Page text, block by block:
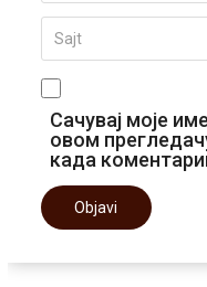
Сачувај моје
овом
када